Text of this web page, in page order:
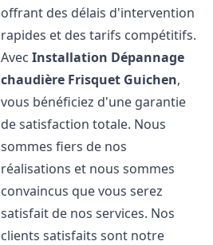
offrant des délais d'intervention
rapides et des tarifs compétitifs.
AvecInstallation Dépannage
chaudière Frisquet Guichen,
vous bénéficiez d'une garantie
de satisfaction totale. Nous
sommes fiers de nos
réalisations et nous sommes
convaincus que vous serez
satisfait de nos services. Nos
clients satisfaits sont notre